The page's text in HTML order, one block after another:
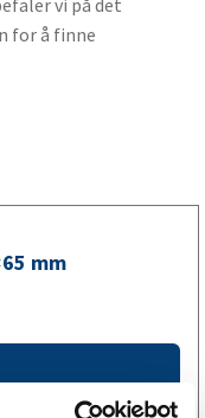
vi på det
for å finne
mm